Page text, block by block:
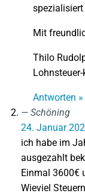
spezialisiert
Mit
Thilo
Antworten »
Schöning
24. Januar
ich habe im
ausgezahlt
Einmal 3600€
Wieviel